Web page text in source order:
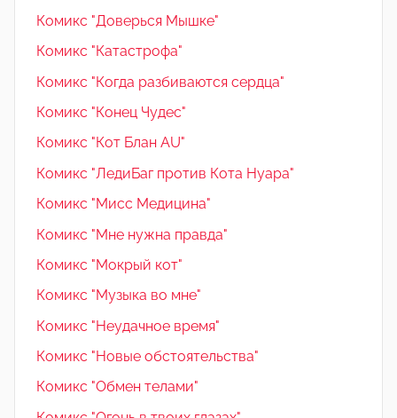
Комикс "Доверься Мышке"
Комикс "Катастрофа"
Комикс "Когда разбиваются сердца"
Комикс "Конец Чудес"
Комикс "Кот Блан AU"
Комикс "ЛедиБаг против Кота Нуара"
Комикс "Мисс Медицина"
Комикс "Мне нужна правда"
Комикс "Мокрый кот"
Комикс "Музыка во мне"
Комикс "Неудачное время"
Комикс "Новые обстоятельства"
Комикс "Обмен телами"